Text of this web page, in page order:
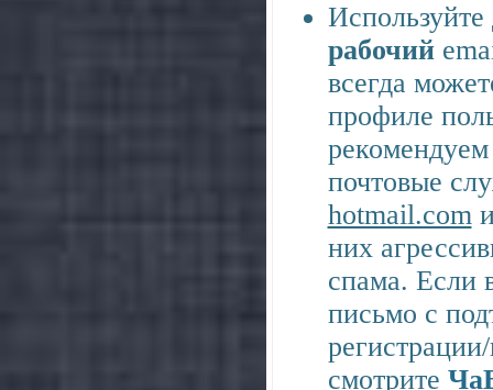
Используйте
рабочий
всегда
профиле
почтовые
hotmail.com
них
спама. Если
письмо с
смотрите